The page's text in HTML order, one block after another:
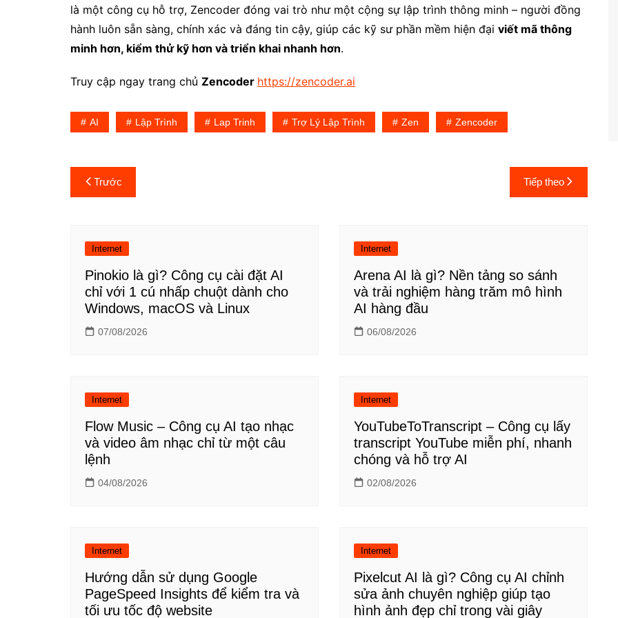
là một công cụ hỗ trợ, Zencoder đóng vai trò như một cộng sự lập trình thông minh – người đồng
hành luôn sẵn sàng, chính xác và đáng tin cậy, giúp các kỹ sư phần mềm hiện đại viết mã thông
minh hơn, kiểm thử kỹ hơn và triển khai nhanh hơn.
Truy cập ngay trang chủ Zencoder https://zencoder.ai
AI Lập Trình Lap Trinh Trợ Lý Lập Trình Zen Zencoder
Điều
hướng
viết
Trước Tiếp theo
Internet
Pinokio là gì? Công cụ cài đặt AI
chỉ với 1 cú nhấp chuột dành cho
Windows, macOS và Linux
07/08/2026
Internet
Arena AI là gì? Nền tảng so sánh
và trải nghiệm hàng trăm mô hình
AI hàng đầu
06/08/2026
Internet
Flow Music – Công cụ AI tạo nhạc
và video âm nhạc chỉ từ một câu
lệnh
04/08/2026
Internet
YouTubeToTranscript – Công cụ lấy
transcript YouTube miễn phí, nhanh
chóng và hỗ trợ AI
02/08/2026
Internet
Hướng dẫn sử dụng Google
PageSpeed Insights để kiểm tra và
tối ưu tốc độ website
Internet
Pixelcut AI là gì? Công cụ AI chỉnh
sửa ảnh chuyên nghiệp giúp tạo
hình ảnh đẹp chỉ trong vài giây